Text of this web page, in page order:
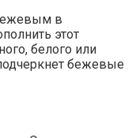
в
этот
белого или
бежевые